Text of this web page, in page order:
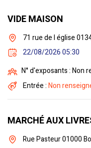
VIDE MAISON
71 rue de l église
22/08/2026 05:30
N° d'exposants : Non
Entrée :Non
MARCHÉ AUX
Rue Pasteur 01000